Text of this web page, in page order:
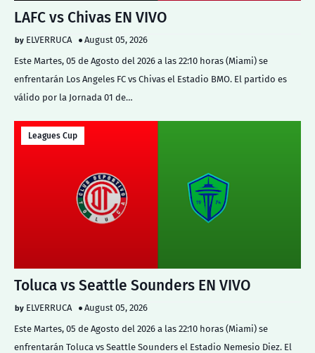
LAFC vs Chivas EN VIVO
ELVERRUCA
August 05, 2026
Este Martes, 05 de Agosto del 2026 a las 22:10 horas (Miami) se
enfrentarán Los Angeles FC vs Chivas el Estadio BMO. El partido es
válido por la Jornada 01 de…
Leagues Cup
Toluca vs Seattle Sounders EN VIVO
ELVERRUCA
August 05, 2026
Este Martes, 05 de Agosto del 2026 a las 22:10 horas (Miami) se
enfrentarán Toluca vs Seattle Sounders el Estadio Nemesio Diez. El